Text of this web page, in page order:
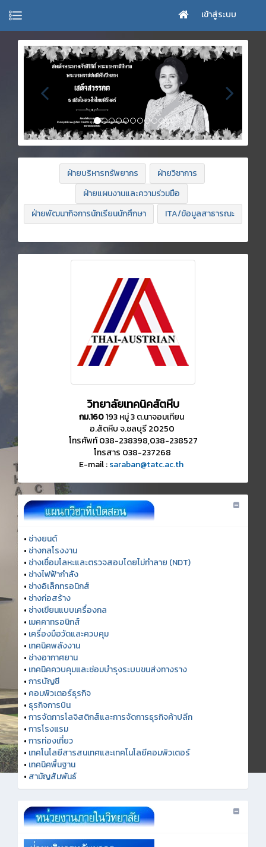
เข้าสู่ระบบ
ฝ่ายบริหารทรัพยากร
ฝ่ายวิชาการ
ฝ่ายแผนงานและความร่วมมือ
ฝ่ายพัฒนากิจการนักเรียนนักศึกษา
ITA/ข้อมูลสาธารณะ
วิทยาลัยเทคนิคสัตหีบ
กม.160193 หมู่ 3 ต.นาจอมเทียน
อ.สัตหีบ จ.ชลบุรี 20250
โทรศัพท์ 038-238398,038-238527
โทรสาร 038-237268
E-mail :saraban@tatc.ac.th
• ช่างยนต์
• ช่างกลโรงงาน
• ช่างเชื่อมโลหะและตรวจสอบโดยไม่ทำลาย (NDT)
• ช่างไฟฟ้ากำลัง
• ช่างอิเล็กทรอนิกส์
• ช่างก่อสร้าง
• ช่างเขียนแบบเครื่องกล
• เมคคาทรอนิกส์
• เครื่องมือวัดและควบคุม
• เทคนิคพลังงาน
• ช่างอากาศยาน
• เทคนิคควบคุมและซ่อมบำรุงระบบขนส่งทางราง
•การบัญชี
• คอมพิวเตอร์ธุรกิจ
• ธุรกิจการบิน
•การจัดการโลจิสติกส์และการจัดการธุรกิจค้าปลีก
•การโรงแรม
•การท่องเที่ยว
• เทคโนโลยีสารสนเทศและเทคโนโลยีคอมพิวเตอร์
• เทคนิคพื้นฐาน
• สามัญสัมพันธ์